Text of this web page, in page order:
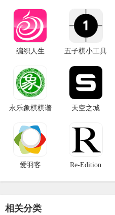
编织人生 五子棋小工具
永乐象棋棋谱 天空之城
爱羽客
Re-Edition
相关分类